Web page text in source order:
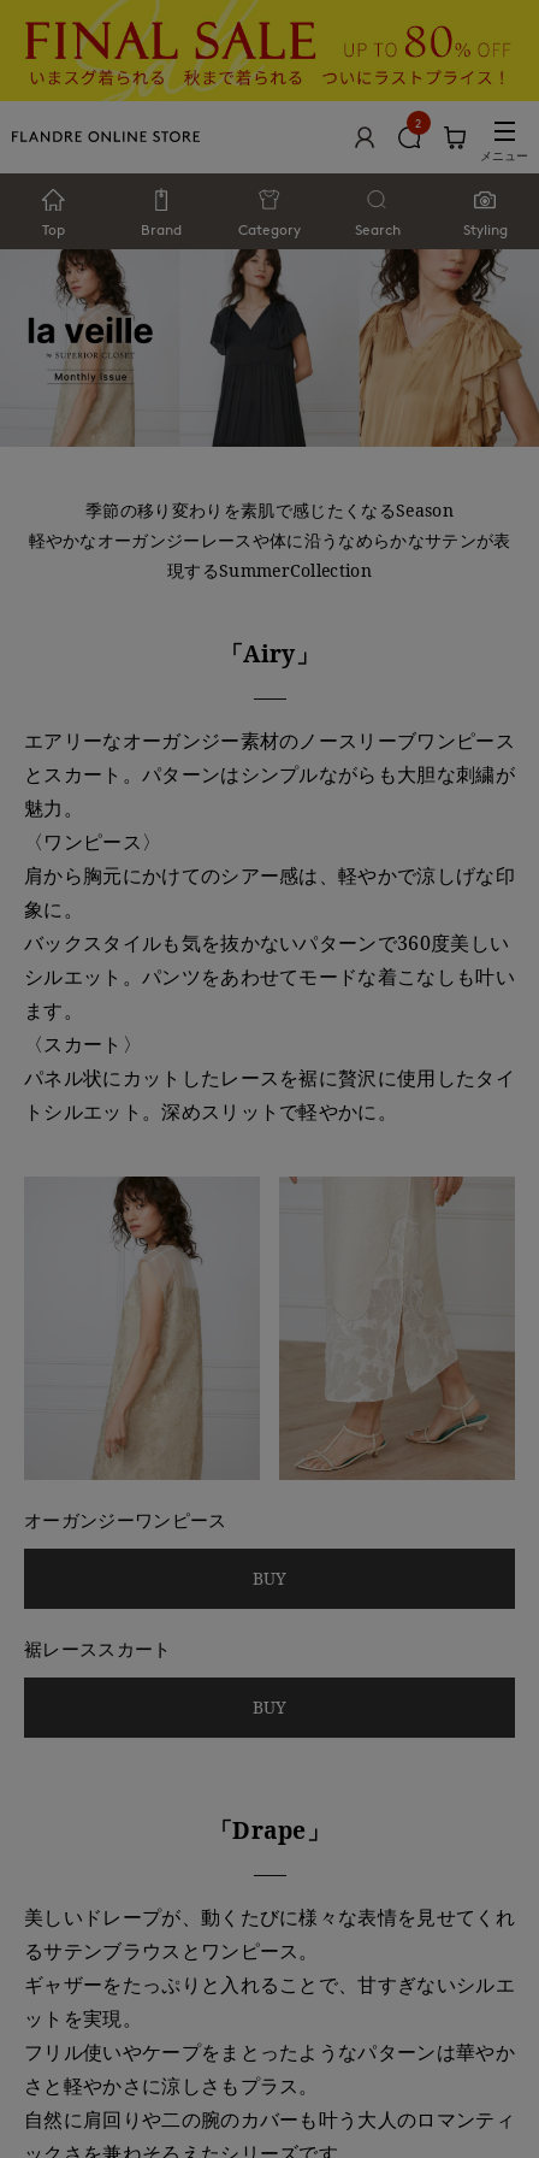
2
メニュー
Top Brand Category Search Styling
季節の移り変わりを素肌で感じたくなるSeason
軽やかなオーガンジーレースや体に沿うなめらかなサテンが表
現するSummerCollection
「Airy」
エアリーなオーガンジー素材のノースリーブワンピース
とスカート。パターンはシンプルながらも大胆な刺繍が
魅力。
〈ワンピース〉
肩から胸元にかけてのシアー感は、軽やかで涼しげな印
象に。
バックスタイルも気を抜かないパターンで360度美しい
シルエット。パンツをあわせてモードな着こなしも叶い
ます。
〈スカート〉
パネル状にカットしたレースを裾に贅沢に使用したタイ
トシルエット。深めスリットで軽やかに。
オーガンジーワンピース
BUY
裾レーススカート
BUY
「Drape」
美しいドレープが、動くたびに様々な表情を見せてくれ
るサテンブラウスとワンピース。
ギャザーをたっぷりと入れることで、甘すぎないシルエ
ットを実現。
フリル使いやケープをまとったようなパターンは華やか
さと軽やかさに涼しさもプラス。
自然に肩回りや二の腕のカバーも叶う大人のロマンティ